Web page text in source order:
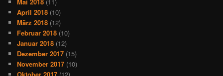
April 2018 (10)
März 2018 (12)
Februar 2018 (10)
Januar 2018 (12)
Dezember 2017 (15)
November 2017 (10)